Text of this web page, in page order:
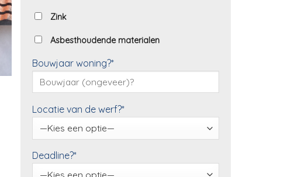
Zink
Asbesthoudende materialen
Bouwjaar woning?*
Locatie van de werf?*
Deadline?*